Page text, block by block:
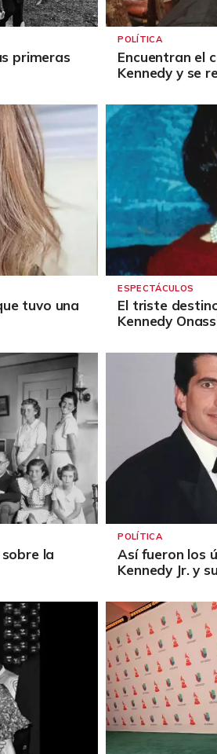
primeras
POLÍTICA
Encuentran el
Kennedy y se
tuvo una
ESPECTÁCULOS
El triste
Kennedy
la
POLÍTICA
Así fueron los
Kennedy Jr. y